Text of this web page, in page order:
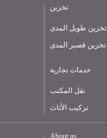
تخزين
تخزين طويل المدى
تخزين قصير المدى
خدمات تجارية
نقل المكتب
تركيب الأثاث